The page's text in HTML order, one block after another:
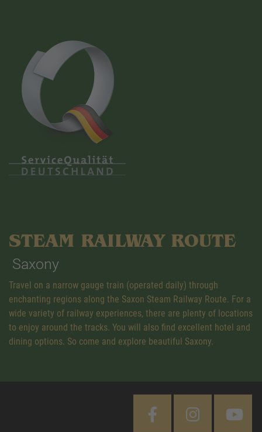
STEAM RAILWAY ROUTE
Saxony
Travel on a narrow gauge train (operated daily) through
enchanting regions along the Saxon Steam Railway Route. For a
wide variety of railway experiences, there are plenty of locations
to enjoy around the tracks. You will also find excellent hotel and
dining options. So come and explore beautiful Saxony.